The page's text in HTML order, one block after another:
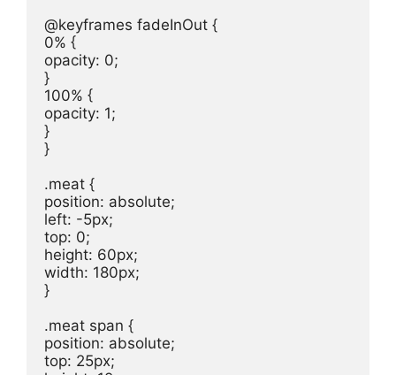
@keyframes fadeInOut {
0% {
opacity: 0;
}
100% {
opacity: 1;
}
}
.meat {
position: absolute;
left: -5px;
top: 0;
height: 60px;
width: 180px;
}
.meat span {
position: absolute;
top: 25px;